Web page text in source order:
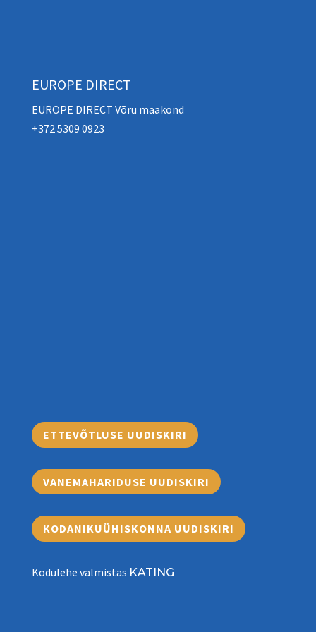
EUROPE DIRECT
EUROPE DIRECT Võru maakond
+372 5309 0923
ETTEVÕTLUSE UUDISKIRI
VANEMAHARIDUSE UUDISKIRI
KODANIKUÜHISKONNA UUDISKIRI
Kodulehe valmistas KATING